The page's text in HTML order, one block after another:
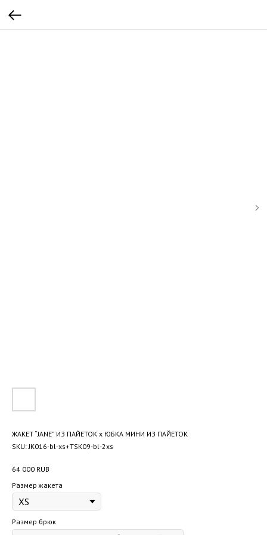
ЖАКЕТ “JANE” ИЗ ПАЙЕТОК x ЮБКА МИНИ ИЗ ПАЙЕТОК
SKU:JK016-bl-xs+TSK09-bl-2xs
64 000 RUB
Размер жакета
Размер брюк